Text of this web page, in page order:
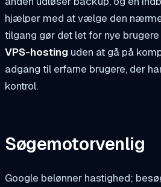
hjælper med at vælge den
tilgang gør det let for nye
VPS-hosting uden at gå på
adgang til erfarne brugere, der
kontrol.
Søgemotorvenlig
Google belønner hastighed;